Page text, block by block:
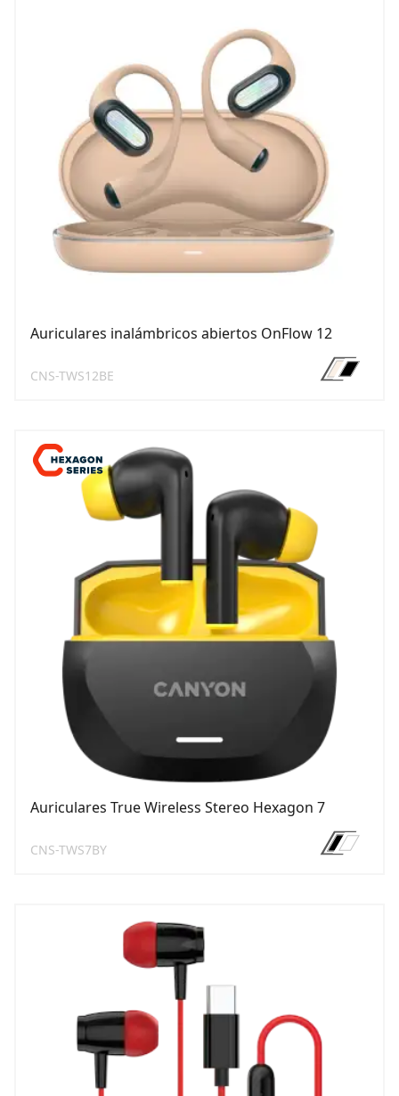
Auriculares inalámbricos abiertos OnFlow 12
CNS-TWS12BE
Auriculares True Wireless Stereo Hexagon 7
CNS-TWS7BY